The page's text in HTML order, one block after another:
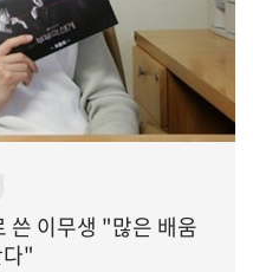
쓴 이무생 "많은 배움
"